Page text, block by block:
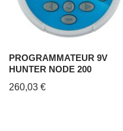
PROGRAMMATEUR 9V
HUNTER NODE 200
260,03 €